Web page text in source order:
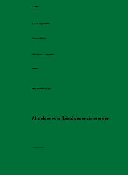
Contact
Voor organisaties
Partners
Veel gestelde vragen
Afmelden voor (bijna) gepensioneerden
Gebruikersvoorwaarden
Privacyverklaring